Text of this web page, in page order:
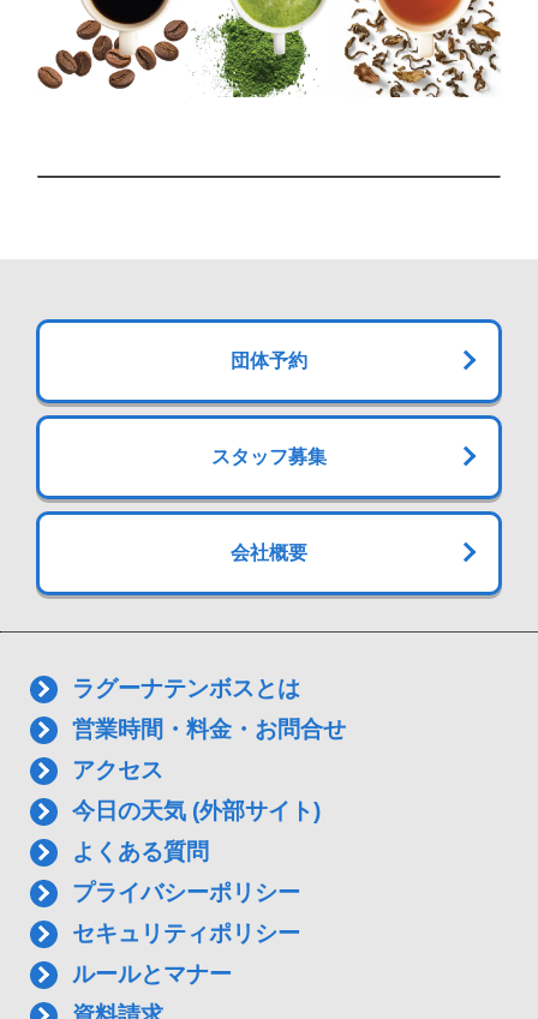
団体予約
スタッフ募集
会社概要
ラグーナテンボスとは
営業時間・料金・お問合せ
アクセス
今日の天気 (外部サイト)
よくある質問
プライバシーポリシー
セキュリティポリシー
ルールとマナー